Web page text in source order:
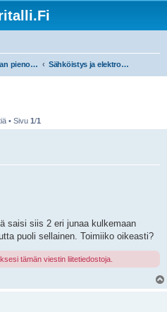
H0-mittakaavan pienoisrautatiet Sähköistys ja elektroniikka
• Sivu 1/1
saisi siis 2 eri junaa kulkemaan
puoli sellainen. Toimiiko oikeasti?
tämän viestin liitetiedostoja.